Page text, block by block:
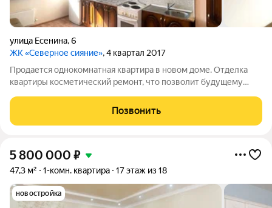
улица Есенина,6
ЖК «Северное сияние», 4 квартал 2017
Продается однокомнатная квартира в новом доме. Отделка
квартиры косметический ремонт, что позволит будущему
Окна пластиковые, потолки натяжные по всей квартире, новые
межкомнатные двери.
Позвонить
5 800 000 ₽
47,3 м² 1-комн. квартира 17 этаж из 18
новостройка